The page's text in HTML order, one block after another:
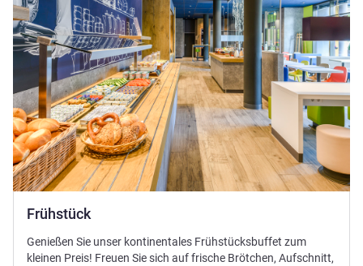
Frühstück
Genießen Sie unser kontinentales Frühstücksbuffet zum
kleinen Preis! Freuen Sie sich auf frische Brötchen, Aufschnitt,